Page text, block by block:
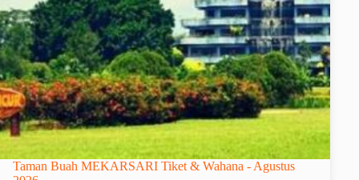
Taman Buah MEKARSARI Tiket & Wahana - Agustus